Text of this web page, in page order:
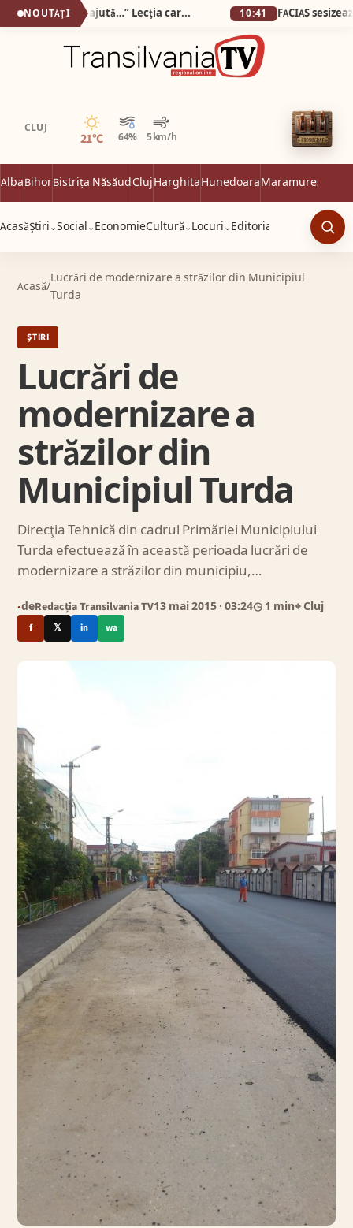
NOUTĂȚI „Pot să vă iau banii, dar nu vă ajută…” Lecția care mi-a frânt inima într-un cabinet optic din Alba Iulia! 10:41
CLUJ
21°C 64% 5 km/h
Senin
AlbaBihorBistrița NăsăudClujHarghitaHunedoaraMaramureș
AcasăȘtiri ⌄Social ⌄ EconomieCultură ⌄ Locuri ⌄ Editorial
Acasă/
Lucrări de modernizare a străzilor din Municipiul
Turda
ȘTIRI
Lucrări de
modernizare a
străzilor din
Municipiul Turda
Direcţia Tehnică din cadrul Primăriei Municipiului
Turda efectuează în această perioada lucrări de
modernizare a străzilor din municipiu,…
●deRedacția Transilvania TV13 mai 2015 · 03:24◷ 1 min⌖ Cluj
f 𝕏 in wa